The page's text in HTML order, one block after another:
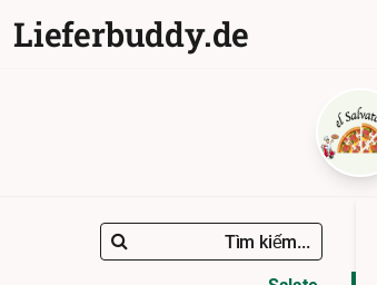
Lieferbuddy.de
Tìm kiếm...